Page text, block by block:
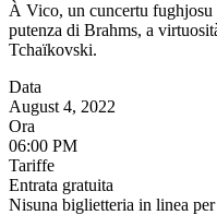
À Vico, un cuncertu
putenza di Brahms, a
Tchaïkovski.
Data
August 4, 2022
Ora
06:00 PM
Tariffe
Entrata gratuita
Nisuna biglietteria in linea